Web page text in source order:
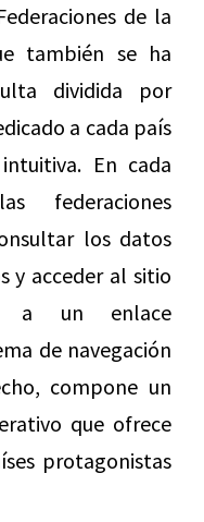
de la
también se ha
dividida por
a cada país
En cada
federaciones
los datos
y acceder al sitio
a un enlace
de navegación
compone un
que ofrece
protagonistas